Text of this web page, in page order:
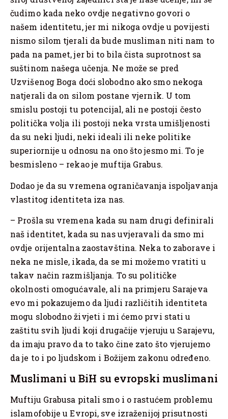
čudimo kada neko ovdje negativno govori o
našem identitetu, jer mi nikoga ovdje u povijesti
nismo silom tjerali da bude musliman niti nam to
pada na pamet, jer bi to bila čista suprotnost sa
suštinom našega učenja. Ne može se pred
Uzvišenog Boga doći slobodno ako smo nekoga
natjerali da on silom postane vjernik. U tom
smislu postoji tu potencijal, ali ne postoji često
politička volja ili postoji neka vrsta umišljenosti
da su neki ljudi, neki ideali ili neke politike
superiornije u odnosu na ono što jesmo mi. To je
besmisleno – rekao je muftija Grabus.
Dodao je da su vremena ograničavanja ispoljavanja
vlastitog identiteta iza nas.
– Prošla su vremena kada su nam drugi definirali
naš identitet, kada su nas uvjeravali da smo mi
ovdje orijentalna zaostavština. Neka to zaborave i
neka ne misle, ikada, da se mi možemo vratiti u
takav način razmišljanja. To su političke
okolnosti omogućavale, ali na primjeru Sarajeva
evo mi pokazujemo da ljudi različitih identiteta
mogu slobodno živjeti i mi ćemo prvi stati u
zaštitu svih ljudi koji drugačije vjeruju u Sarajevu,
da imaju pravo da to tako čine zato što vjerujemo
da je to i po ljudskom i Božijem zakonu određeno.
Muslimani u BiH su evropski muslimani
Muftiju Grabusa pitali smo i o rastućem problemu
islamofobije u Evropi, sve izraženijoj prisutnosti